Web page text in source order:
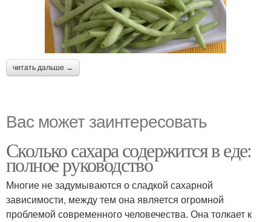
читать дальше →
Вас может заинтересовать
Сколько сахара содержится в еде:
полное руководство
Многие не задумываются о сладкой сахарной
зависимости, между тем она является огромной
проблемой современного человечества. Она толкает к